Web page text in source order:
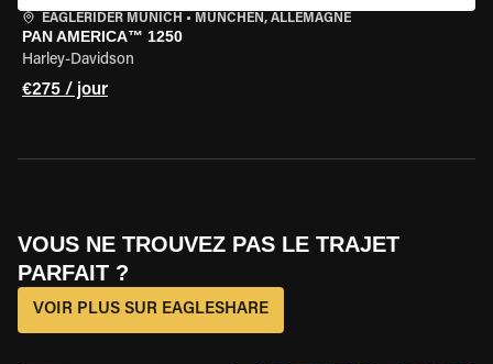
EAGLERIDER MUNICH • MÜNCHEN, ALLEMAGNE
PAN AMERICA™ 1250
Harley-Davidson
€275 / jour
VOUS NE TROUVEZ PAS LE TRAJET
PARFAIT ?
VOIR PLUS SUR EAGLESHARE